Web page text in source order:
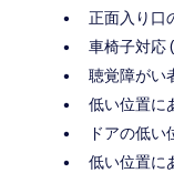
正面入り口
車椅子対応
聴覚障がい
低い位置に
ドアの低い
低い位置に